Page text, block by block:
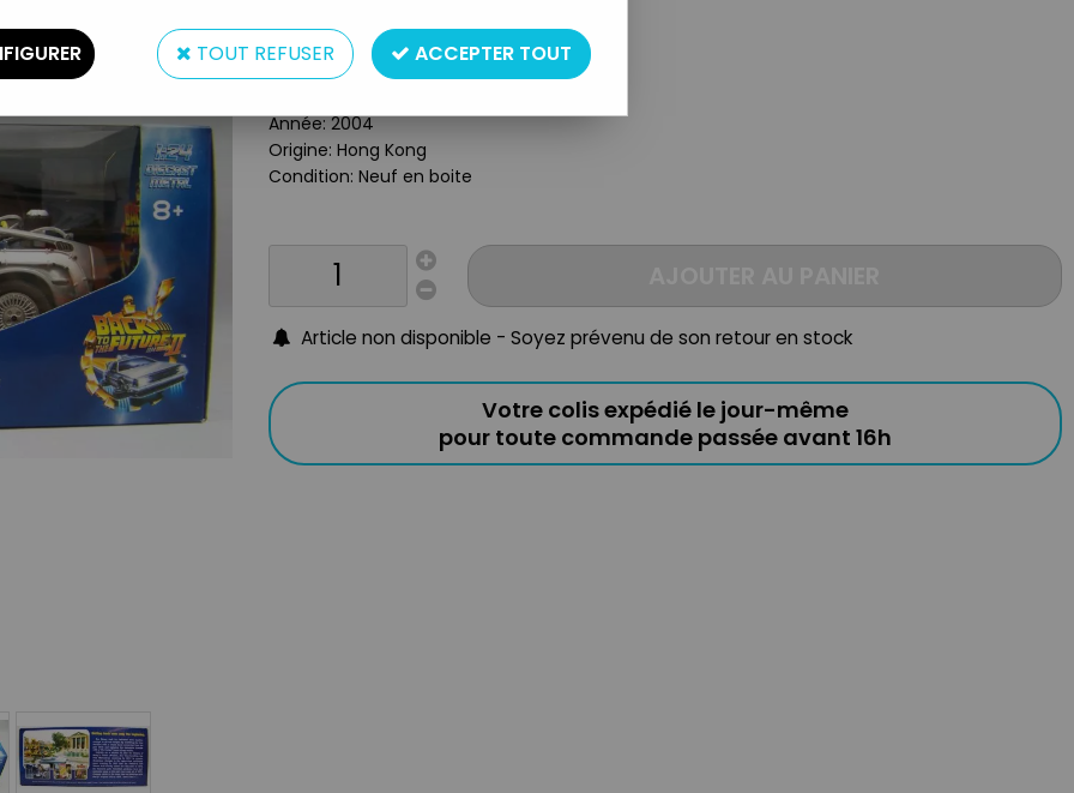
Type: Véhicule die-cast
Echelle: 1/24e
Année: 2004
Origine: Hong Kong
Condition: Neuf en boite
Article non disponible - Soyez prévenu de son retour en stock
Votre colis expédié le jour-même
pour toute commande passée avant 16h
TOUT REFUSER ACCEPTER TOUT